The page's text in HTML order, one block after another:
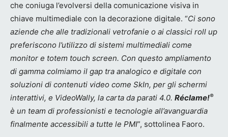
che coniuga l’evolversi della comunicazione visiva in
chiave multimediale con la decorazione digitale. “Ci sono
aziende che alle tradizionali vetrofanie o ai classici roll up
preferiscono l’utilizzo di sistemi multimediali come
monitor e totem touch screen. Con questo ampliamento
di gamma colmiamo il gap tra analogico e digitale con
soluzioni di contenuti video come SkIn, per gli schermi
interattivi, e VideoWally, la carta da parati 4.0. Réclame!®
è un team di professionisti e tecnologie all’avanguardia
finalmente accessibili a tutte le PMI”, sottolinea Faoro.